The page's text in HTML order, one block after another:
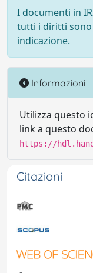
I documenti in
tutti i diritti sono
indicazione.
Informazioni
Utilizza questo
link a questo
https://
Citazioni